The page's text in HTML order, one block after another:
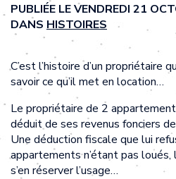
PUBLIÉE LE VENDREDI 21
DANS HISTOIRES
C’est l’histoire d’un propriétaire
savoir ce qu’il met en location…
Le propriétaire de 2
déduit de ses revenus fonciers
Une déduction fiscale que lui
appartements n’étant pas
s’en réserver l’usage…